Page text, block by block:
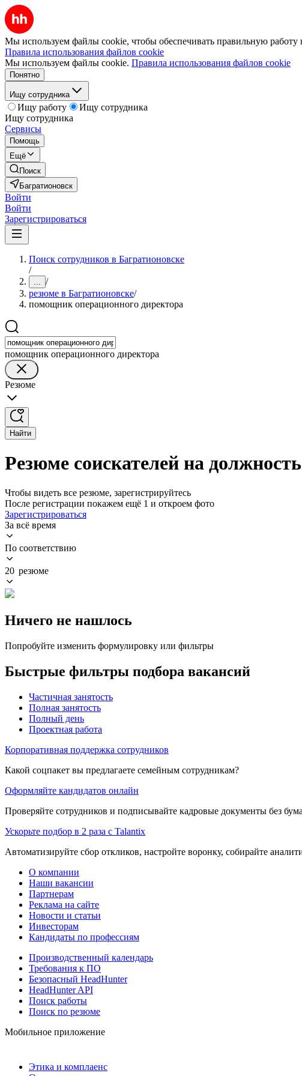
Мы используем файлы cookie, чтобы обеспечивать правильную работу
Правила использования файлов cookie
Мы используем файлы cookie. Правила использования файлов cookie
Понятно
Ищу сотрудника
Ищу работу
Ищу сотрудника
Ищу сотрудника
Сервисы
Помощь
Ещё
Поиск
Багратионовск
Войти
Войти
Зарегистрироваться
Поиск сотрудников в Багратионовске
/
... /
резюме в Багратионовске/
помощник операционного директора
помощник операционного директора
Резюме
Найти
Резюме соискателей на
Чтобы видеть все резюме, зарегистрируйтесь
После регистрации покажем ещё 1 и откроем фото
Зарегистрироваться
За всё время
По соответствию
20 резюме
Ничего не нашлось
Попробуйте изменить формулировку или фильтры
Быстрые фильтры подбора вакансий
Частичная занятость
Полная занятость
Полный день
Проектная работа
Корпоративная поддержка сотрудников
Какой соцпакет вы предлагаете семейным сотрудникам?
Оформляйте кандидатов онлайн
Проверяйте сотрудников и подписывайте кадровые документы без
Ускорьте подбор в 2 раза с Talantix
Автоматизируйте сбор откликов, настройте воронку, собирайте
О компании
Наши вакансии
Партнерам
Реклама на сайте
Новости и статьи
Инвесторам
Кандидаты по профессиям
Производственный календарь
Требования к ПО
Безопасный HeadHunter
HeadHunter API
Поиск работы
Поиск по резюме
Мобильное приложение
Этика и комплаенс